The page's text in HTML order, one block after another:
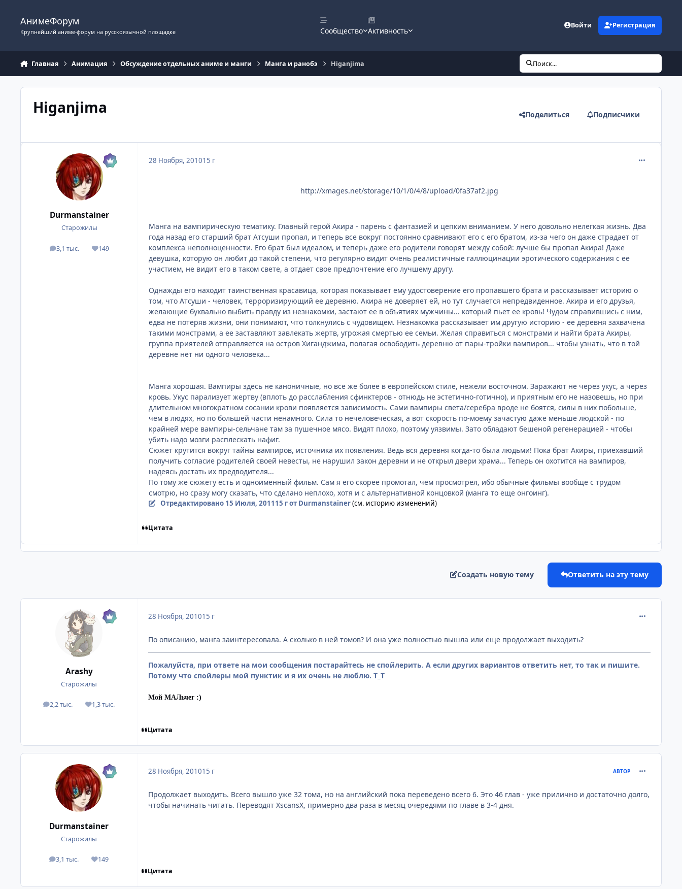
АнимеФорум
Крупнейший аниме-форум на русскоязычной площадке Сообщество Активность
Войти Регистрация
Главная Анимация Обсуждение отдельных аниме и манги Манга и ранобэ Higanjima Поиск...
Higanjima Поделиться Подписчики
Durmanstainer
Старожилы
3,1 тыс.
посты 149
Репутация
28 Ноября, 201015 г
http://xmages.net/storage/10/1/0/4/8/upload/0fa37af2.jpg
Манга на вампирическую тематику. Главный герой Акира - парень с фантазией и цепким вниманием. У него довольно нелегкая жизнь. Два
года назад его старший брат Атсуши пропал, и теперь все вокруг постоянно сравнивают его с его братом, из-за чего он даже страдает от
комплекса неполноценности. Его брат был идеалом, и теперь даже его родители говорят между собой: лучше бы пропал Акира! Даже
девушка, которую он любит до такой степени, что регулярно видит очень реалистичные галлюцинации эротического содержания с ее
участием, не видит его в таком свете, а отдает свое предпочтение его лучшему другу.
Однажды его находит таинственная красавица, которая показывает ему удостоверение его пропавшего брата и рассказывает историю о
том, что Атсуши - человек, терроризирующий ее деревню. Акира не доверяет ей, но тут случается непредвиденное. Акира и его друзья,
желающие буквально выбить правду из незнакомки, застают ее в объятиях мужчины... который пьет ее кровь! Чудом справившись с ним,
едва не потеряв жизни, они понимают, что толкнулись с чудовищем. Незнакомка рассказывает им другую историю - ее деревня захвачена
такими монстрами, а ее заставляют завлекать жертв, угрожая смертью ее семьи. Желая справиться с монстрами и найти брата Акиры,
группа приятелей отправляется на остров Хиганджима, полагая освободить деревню от пары-тройки вампиров... чтобы узнать, что в той
деревне нет ни одного человека...
Манга хорошая. Вампиры здесь не каноничные, но все же более в европейском стиле, нежели восточном. Заражают не через укус, а через
кровь. Укус парализует жертву (вплоть до расслабления сфинктеров - отнюдь не эстетично-готично), и приятным его не назовешь, но при
длительном многократном сосании крови появляется зависимость. Сами вампиры света/серебра вроде не боятся, силы в них побольше,
чем в людях, но по большей части ненамного. Сила то нечеловеческая, а вот скорость по-моему зачастую даже меньше людской - по
крайней мере вампиры-сельчане там за пушечное мясо. Видят плохо, поэтому уязвимы. Зато обладают бешеной регенерацией - чтобы
убить надо мозги расплескать нафиг.
Сюжет крутится вокруг тайны вампиров, источника их появления. Ведь вся деревня когда-то была людьми! Пока брат Акиры, приехавший
получить согласие родителей своей невесты, не нарушил закон деревни и не открыл двери храма... Теперь он охотится на вампиров,
надеясь достать их предводителя...
По тому же сюжету есть и одноименный фильм. Сам я его скорее промотал, чем просмотрел, ибо обычные фильмы вообще с трудом
смотрю, но сразу могу сказать, что сделано неплохо, хотя и с альтернативной концовкой (манга то еще онгоинг).
Отредактировано 15 Июля, 201115 гот Durmanstainer(см. историю изменений)
Цитата
Создать новую тему Ответить на эту тему
Arashy
Старожилы
2,2 тыс.
посты 1,3 тыс.
Репутация
28 Ноября, 201015 г
По описанию, манга заинтересовала. А сколько в ней томов? И она уже полностью вышла или еще продолжает выходить?
Пожалуйста, при ответе на мои сообщения постарайтесь не спойлерить. А если других вариантов ответить нет, то так и пишите.
Потому что спойлеры мой пунктик и я их очень не люблю. Т_Т
Мой МАЛьчег :)
Цитата
Durmanstainer
Старожилы
3,1 тыс.
посты 149
Репутация
28 Ноября, 201015 г АВТОР
Продолжает выходить. Всего вышло уже 32 тома, но на английский пока переведено всего 6. Это 46 глав - уже прилично и достаточно долго,
чтобы начинать читать. Переводят XscansX, примерно два раза в месяц очередями по главе в 3-4 дня.
Цитата